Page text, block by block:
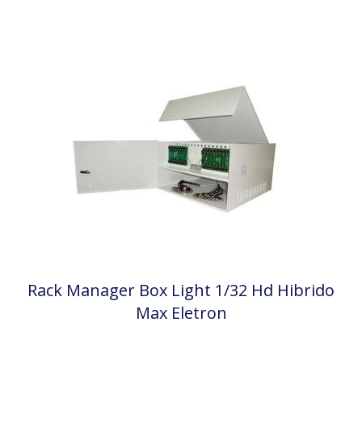
Rack Manager Box Light 1/32 Hd Hibrido
Max Eletron